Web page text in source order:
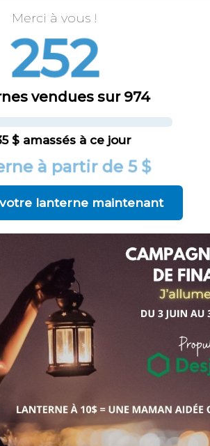
|
le rapport
Lire plus →
Merci à vous !
252
vendues sur 974
$ amassés à ce jour
à partir de 5 $
lanterne maintenant